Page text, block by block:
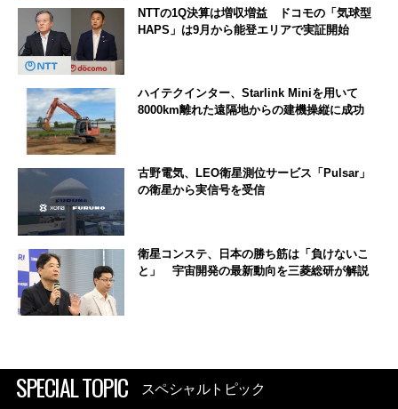
NTTの1Q決算は増収増益 ドコモの「気球型
HAPS」は9月から能登エリアで実証開始
ハイテクインター、Starlink Miniを用いて
8000km離れた遠隔地からの建機操縦に成功
古野電気、LEO衛星測位サービス「Pulsar」
の衛星から実信号を受信
衛星コンステ、日本の勝ち筋は「負けないこ
と」 宇宙開発の最新動向を三菱総研が解説
SPECIAL TOPIC スペシャルトピック